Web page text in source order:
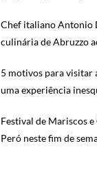
Chef italiano Antonio
culinária de Abruzzo
5 motivos para visitar
uma experiência
Festival de Mariscos
Peró neste fim de